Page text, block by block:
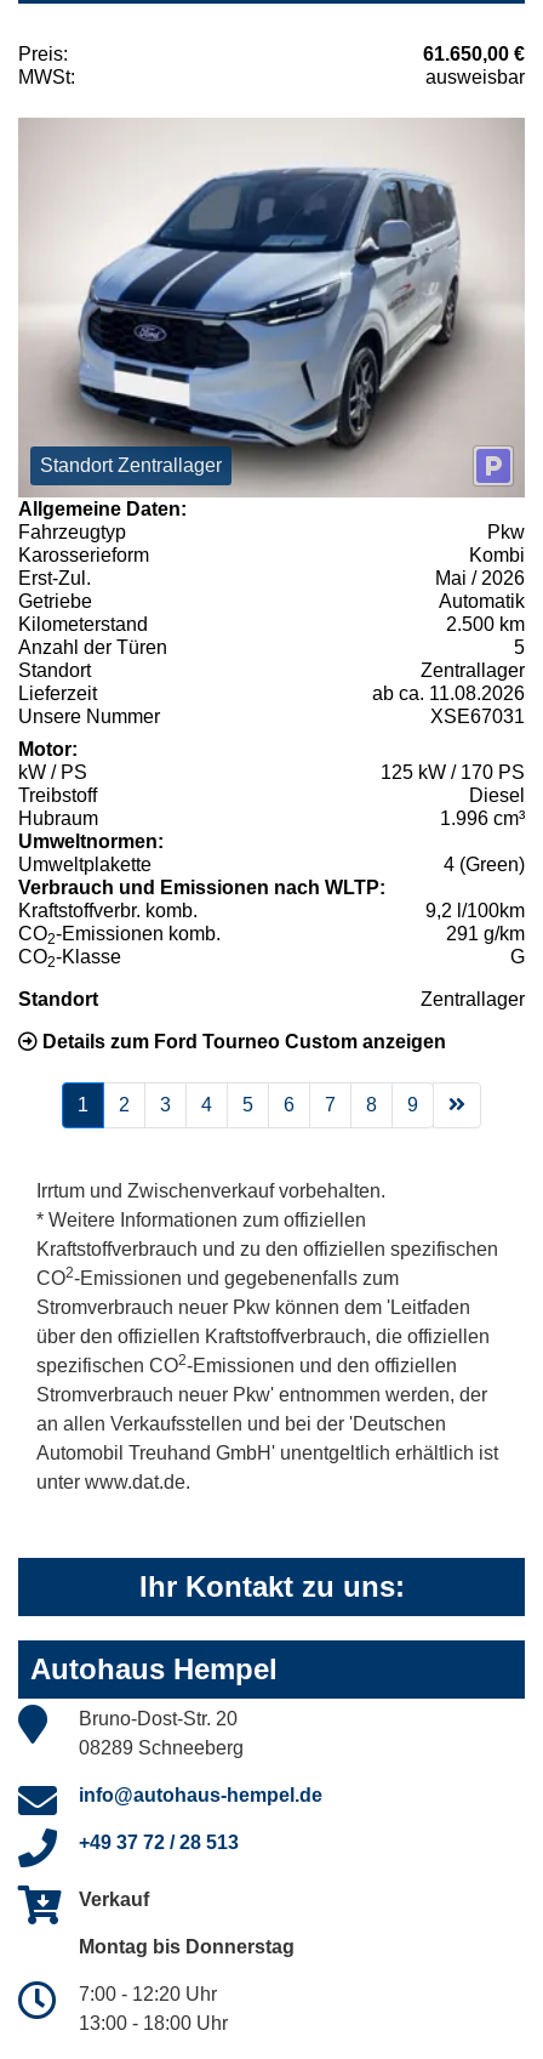
Preis:
61.650,00 €
MWSt:
ausweisbar
Standort Zentrallager
Allgemeine Daten:
Fahrzeugtyp
Pkw
Karosserieform
Kombi
Erst-Zul.
Mai / 2026
Getriebe
Automatik
Kilometerstand
2.500 km
Anzahl der Türen
5
Standort
Zentrallager
Lieferzeit
ab ca. 11.08.2026
Unsere Nummer
XSE67031
Motor:
kW / PS
125 kW / 170 PS
Treibstoff
Diesel
Hubraum
1.996 cm³
Umweltnormen:
Umweltplakette
4 (Green)
Verbrauch und Emissionen nach WLTP:
Kraftstoffverbr. komb.
9,2 l/100km
CO2-Emissionen komb.
291 g/km
CO2-Klasse G
Standort Zentrallager
Details zum Ford Tourneo Custom anzeigen
1 2 3 4 5 6 7 8 9
Irrtum und Zwischenverkauf vorbehalten.
* Weitere Informationen zum offiziellen
Kraftstoffverbrauch und zu den offiziellen spezifischen
CO2-Emissionen und gegebenenfalls zum
Stromverbrauch neuer Pkw können dem 'Leitfaden
über den offiziellen Kraftstoffverbrauch, die offiziellen
spezifischen CO2-Emissionen und den offiziellen
Stromverbrauch neuer Pkw' entnommen werden, der
an allen Verkaufsstellen und bei der 'Deutschen
Automobil Treuhand GmbH' unentgeltlich erhältlich ist
unter www.dat.de.
Ihr Kontakt zu uns:
Autohaus Hempel
Bruno-Dost-Str. 20
08289 Schneeberg
info@autohaus-hempel.de
+49 37 72 / 28 513
Verkauf
Montag bis Donnerstag
7:00 - 12:20 Uhr
13:00 - 18:00 Uhr